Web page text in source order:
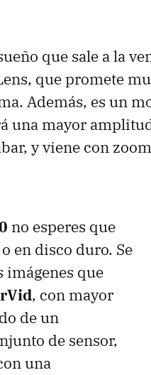
que sale a la
que promete
Además, es un
una mayor
y viene con
no esperes que
en disco duro. Se
imágenes que
, con mayor
de un
de sensor,
una